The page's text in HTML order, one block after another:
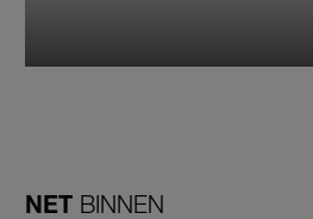
NET BINNEN